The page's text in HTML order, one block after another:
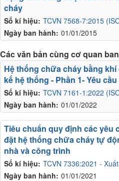
Số kí hiệu: TCVN 7568-7:2015
Ngày ban hành: 01/01/2015
cháy
Các văn bản cùng cơ quan
Số kí hiệu: TCVN 7161-1:2022
Ngày ban hành: 01/01/2022
Hệ thống chữa cháy bằng
kế hệ thống - Phần 1- Yêu
Số kí hiệu: TCVN 7336:2021 -
Ngày ban hành: 01/01/2021
Tiêu chuẩn quy định các yêu
đặt hệ thống chữa cháy tự
nhà và công trình